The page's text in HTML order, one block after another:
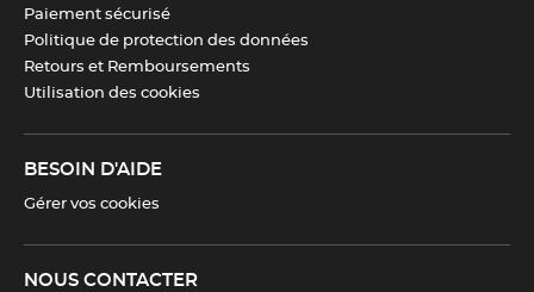
Paiement sécurisé
Politique de protection des données
Retours et Remboursements
Utilisation des cookies
BESOIN D'AIDE
Gérer vos cookies
NOUS CONTACTER